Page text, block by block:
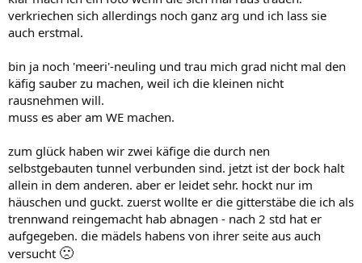
verkriechen sich allerdings noch ganz arg und ich lass sie
auch erstmal.
bin ja noch 'meeri'-neuling und trau mich grad nicht mal den
käfig sauber zu machen, weil ich die kleinen nicht
rausnehmen will.
muss es aber am WE machen.
zum glück haben wir zwei käfige die durch nen
selbstgebauten tunnel verbunden sind. jetzt ist der bock halt
allein in dem anderen. aber er leidet sehr. hockt nur im
häuschen und guckt. zuerst wollte er die gitterstäbe die ich als
trennwand reingemacht hab abnagen - nach 2 std hat er
aufgegeben. die mädels habens von ihrer seite aus auch
versucht 🙁